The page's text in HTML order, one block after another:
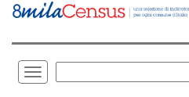
Vai
direttamente
Toggle
navigation